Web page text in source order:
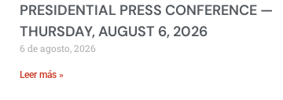
PRESIDENTIAL PRESS CONFERENCE —
THURSDAY, AUGUST 6, 2026
6 de agosto, 2026
Leer más »